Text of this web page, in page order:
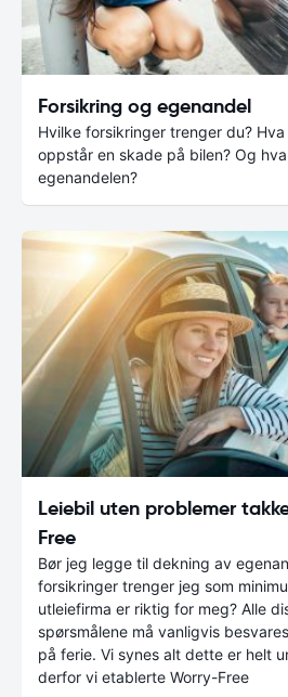
Forsikring og egenandel
Hvilke forsikringer trenger du?
oppstår en skade på bilen? Og
egenandelen?
Leiebil uten problemer
Free
Bør jeg legge til dekning av
forsikringer trenger jeg som
utleiefirma er riktig for meg? Alle
spørsmålene må vanligvis
på ferie. Vi synes alt dette er helt
derfor vi etablerte Worry-Free